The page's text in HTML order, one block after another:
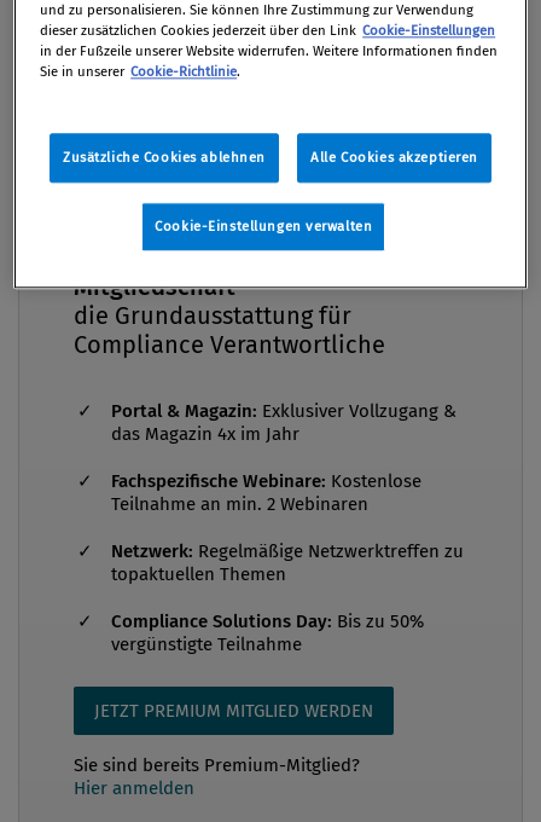
Video: Vortragsfolien: Consistency_
Agile@Compliance (Download) Aussteller:
consistency www.consistency.de
Compliance Praxis Premium
Mitgliedschaft -
die Grundausstattung für
Compliance Verantwortliche
Portal & Magazin: Exklusiver Vollzugang &
das Magazin 4x im Jahr
Fachspezifische Webinare: Kostenlose
Teilnahme an min. 2 Webinaren
Netzwerk: Regelmäßige Netzwerktreffen zu
topaktuellen Themen
Compliance Solutions Day: Bis zu 50%
vergünstigte Teilnahme
JETZT PREMIUM MITGLIED WERDEN
Sie sind bereits Premium-Mitglied?
Hier anmelden
und zu personalisieren. Sie können Ihre Zustimmung zur Verwendung
dieser zusätzlichen Cookies jederzeit über den Link Cookie-Einstellungen
in der Fußzeile unserer Website widerrufen. Weitere Informationen finden
Sie in unserer Cookie-Richtlinie.
Zusätzliche Cookies ablehnen Alle Cookies akzeptieren
Cookie-Einstellungen verwalten